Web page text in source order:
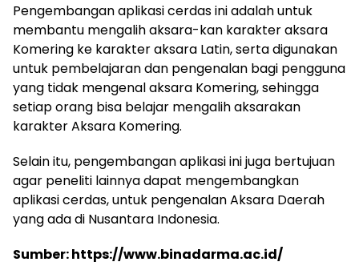
Pengembangan aplikasi cerdas ini adalah untuk
membantu mengalih aksara-kan karakter aksara
Komering ke karakter aksara Latin, serta digunakan
untuk pembelajaran dan pengenalan bagi pengguna
yang tidak mengenal aksara Komering, sehingga
setiap orang bisa belajar mengalih aksarakan
karakter Aksara Komering.
Selain itu, pengembangan aplikasi ini juga bertujuan
agar peneliti lainnya dapat mengembangkan
aplikasi cerdas, untuk pengenalan Aksara Daerah
yang ada di Nusantara Indonesia.
Sumber: https://www.binadarma.ac.id/